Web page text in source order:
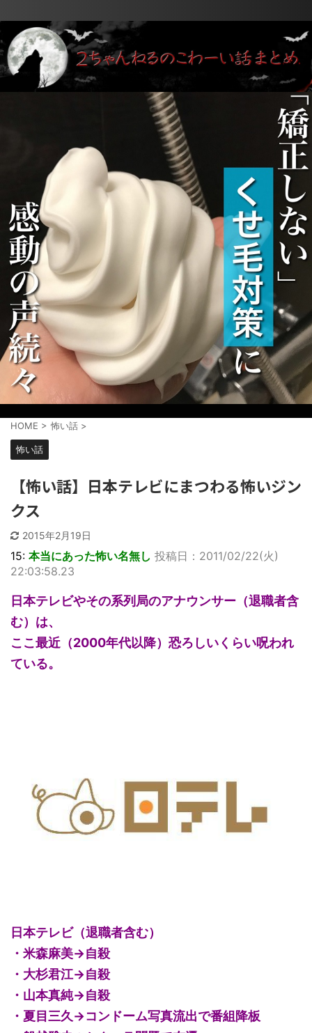
HOME > 怖い話 >
怖い話
【怖い話】日本テレビにまつわる怖いジン
クス
2015年2月19日
15: 本当にあった怖い名無し 投稿日：2011/02/22(火)
22:03:58.23
日本テレビやその系列局のアナウンサー（退職者含
む）は、
ここ最近（2000年代以降）恐ろしいくらい呪われ
ている。
日本テレビ（退職者含む）
・米森麻美→自殺
・大杉君江→自殺
・山本真純→自殺
・夏目三久→コンドーム写真流出で番組降板